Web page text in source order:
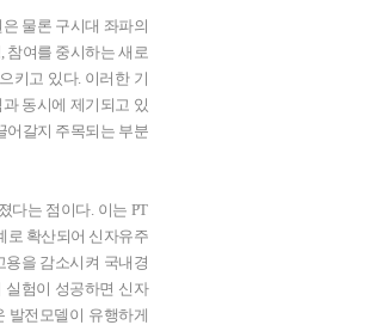
물론 구시대 좌파의
참여를 중시하는 새로
키고 있다. 이러한 기
동시에 제기되고 있
어갈지 주목되는 부분
다는 점이다. 이는 PT
로 확산되어 신자유주
을 감소시켜 국내경
실험이 성공하면 신자
발전모델이 유행하게